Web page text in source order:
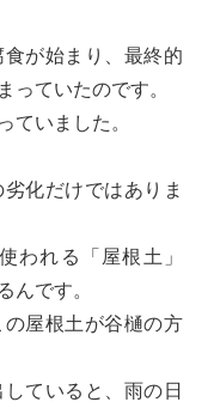
が始まり、最終的
っていたのです。
ていました。
化だけではありま
われる「屋根土」
んです。
屋根土が谷樋の方
ていると、雨の日